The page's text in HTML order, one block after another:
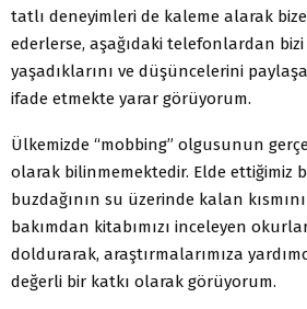
tatlı deneyimleri de kaleme alarak
ederlerse, aşağıdaki telefonlardan
yaşadıklarını ve düşüncelerini
ifade etmekte yarar görüyorum.
Ülkemizde “mobbing” olgusunun
olarak bilinmemektedir. Elde ettiğimiz
buzdağının su üzerinde kalan
bakımdan kitabımızı inceleyen
doldurarak, araştırmalarımıza
değerli bir katkı olarak görüyorum.